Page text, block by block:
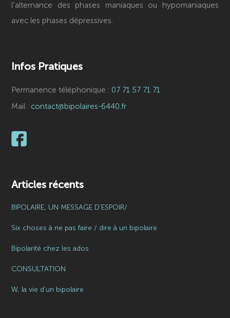
l’alternance des phases maniaques ou hypomaniaques
avec les phases dépressives.
Infos Pratiques
Permanence téléphonique : 07 71 57 71 71
Mail : contact@bipolaires-6440.fr
Articles récents
BIPOLAIRE, UN MESSAGE D’ESPOIR/
Six choses à ne pas faire / dire à un bipolaire
Bipolarité chez les ados
CONSULTATION
W, la vie d’un bipolaire